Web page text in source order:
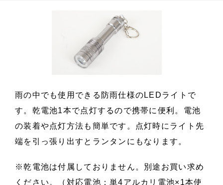
雨の中でも使用できる防雨仕様のLEDライトで
す。乾電池1本で点灯するので携帯に便利。電池
の装着や点灯方法も簡単です。点灯時にライト先
端を引っ張り出すとランタンにもなります。
※乾電池は付属しておりません。別途お買い求め
ください。（対応電池：単4アルカリ電池×1本使